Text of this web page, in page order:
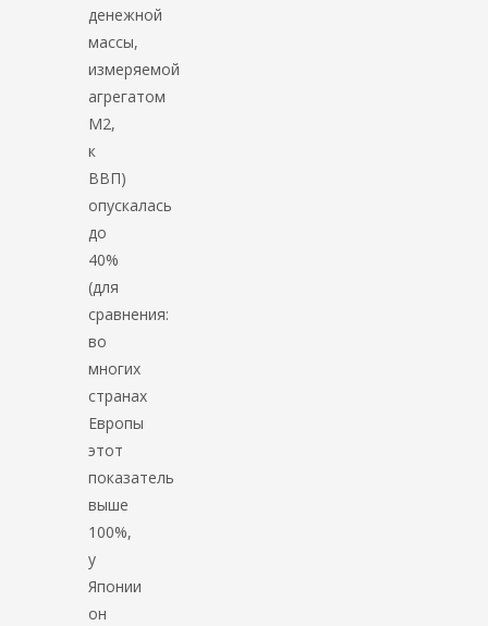
денежной
массы,
измеряемой
агрегатом
M2,
к
ВВП)
опускалась
до
40%
(для
сравнения:
во
многих
странах
Европы
этот
показатель
выше
100%,
у
Японии
он